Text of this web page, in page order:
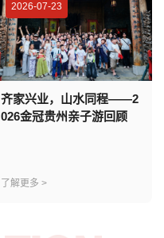
2026-07-23
齐家兴业，山水同程——2
026金冠贵州亲子游回顾
了解更多 >